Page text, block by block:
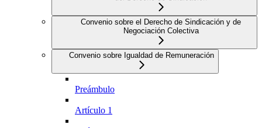
Convenio sobre el Derecho de Sindicación y de
Negociación Colectiva
Convenio sobre Igualdad de Remuneración
Preámbulo
Artículo 1